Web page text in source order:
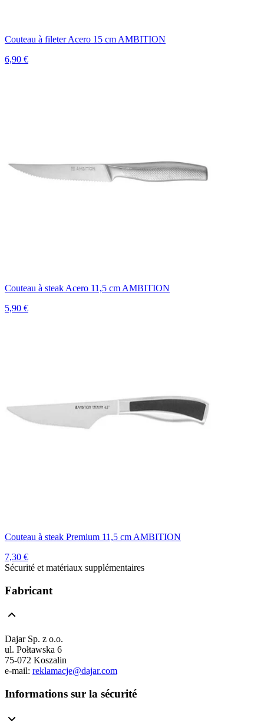
Couteau à fileter Acero 15 cm AMBITION
6,90 €
Couteau à steak Acero 11,5 cm AMBITION
5,90 €
Couteau à steak Premium 11,5 cm AMBITION
7,30 €
Sécurité et matériaux supplémentaires
Fabricant
Dajar Sp. z o.o.
ul. Połtawska 6
75-072 Koszalin
e-mail: reklamacje@dajar.com
Informations sur la sécurité